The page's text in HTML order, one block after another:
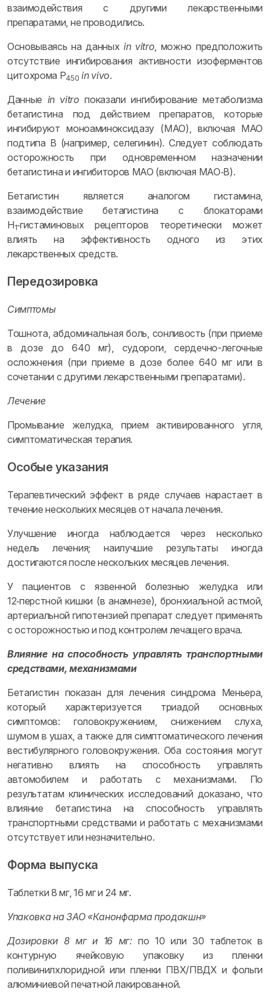
взаимодействия с другими лекарственными
препаратами, не проводились.
Основываясь на данных in vitro, можно предположить
отсутствие ингибирования активности изоферментов
цитохрома P450 in vivo.
Данные in vitro показали ингибирование метаболизма
бетагистина под действием препаратов, которые
ингибируют моноаминоксидазу (МАО), включая МАО
подтипа B (например, селегинин). Следует соблюдать
осторожность при одновременном назначении
бетагистина и ингибиторов МАО (включая МАО‑B).
Бетагистин является аналогом гистамина,
взаимодействие бетагистина с блокаторами
H1‑гистаминовых рецепторов теоретически может
влиять на эффективность одного из этих
лекарственных средств.
Передозировка
Симптомы
Тошнота, абдоминальная боль, сонливость (при приеме
в дозе до 640 мг), судороги, сердечно-легочные
осложнения (при приеме в дозе более 640 мг или в
сочетании с другими лекарственными препаратами).
Лечение
Промывание желудка, прием активированного угля,
симптоматическая терапия.
Особые указания
Терапевтический эффект в ряде случаев нарастает в
течение нескольких месяцев от начала лечения.
Улучшение иногда наблюдается через несколько
недель лечения; наилучшие результаты иногда
достигаются после нескольких месяцев лечения.
У пациентов с язвенной болезнью желудка или
12‑перстной кишки (в анамнезе), бронхиальной астмой,
артериальной гипотензией препарат следует применять
с осторожностью и под контролем лечащего врача.
Влияние на способность управлять транспортными
средствами, механизмами
Бетагистин показан для лечения синдрома Меньера,
который характеризуется триадой основных
симптомов: головокружением, снижением слуха,
шумом в ушах, а также для симптоматического лечения
вестибулярного головокружения. Оба состояния могут
негативно влиять на способность управлять
автомобилем и работать с механизмами. По
результатам клинических исследований доказано, что
влияние бетагистина на способность управлять
транспортными средствами и работать с механизмами
отсутствует или незначительно.
Форма выпуска
Таблетки 8 мг, 16 мг и 24 мг.
Упаковка на ЗАО «Канонфарма продакшн»
Дозировки 8 мг и 16 мг: по 10 или 30 таблеток в
контурную ячейковую упаковку из пленки
поливинилхлоридной или пленки ПВХ/ПВДХ и фольги
алюминиевой печатной лакированной.